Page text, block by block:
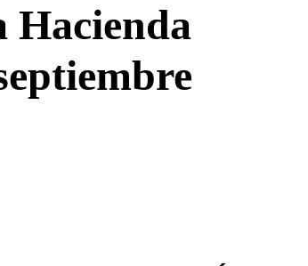
Hacienda